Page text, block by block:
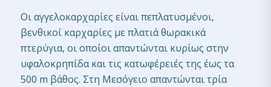
Οι αγγελοκαρχαρίες είναι πεπλατυσμένοι,
βενθικοί καρχαρίες με πλατιά θωρακικά
πτερύγια, οι οποίοι απαντώνται κυρίως στην
υφαλοκρηπίδα και τις κατωφέρειές της έως τα
500 m βάθος. Στη Μεσόγειο απαντώνται τρία